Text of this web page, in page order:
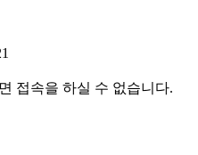
접속을 하실 수 없습니다.